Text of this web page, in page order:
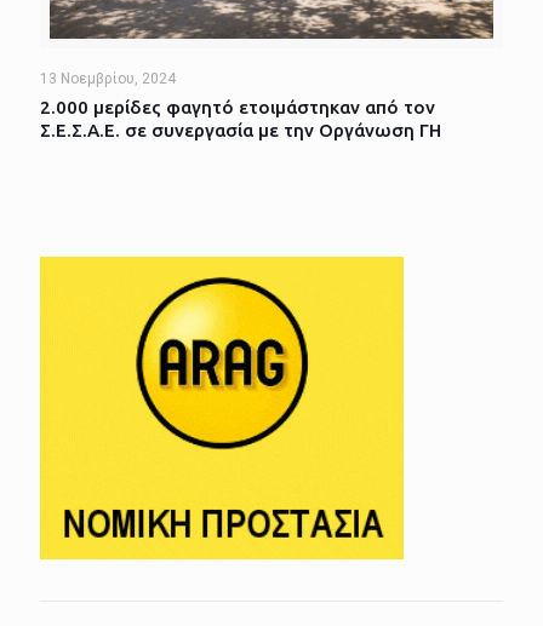
13 Νοεμβρίου, 2024
2.000 μερίδες φαγητό ετοιμάστηκαν από τον
Σ.Ε.Σ.Α.Ε. σε συνεργασία με την Οργάνωση ΓΗ